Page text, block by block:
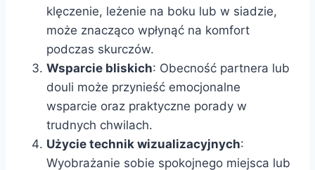
klęczenie, leżenie na boku lub w siadzie,
może znacząco wpłynąć na komfort
podczas skurczów.
Wsparcie bliskich: Obecność partnera lub
douli może przynieść emocjonalne
wsparcie oraz praktyczne porady w
trudnych chwilach.
Użycie technik wizualizacyjnych:
Wyobrażanie sobie spokojnego miejsca lub